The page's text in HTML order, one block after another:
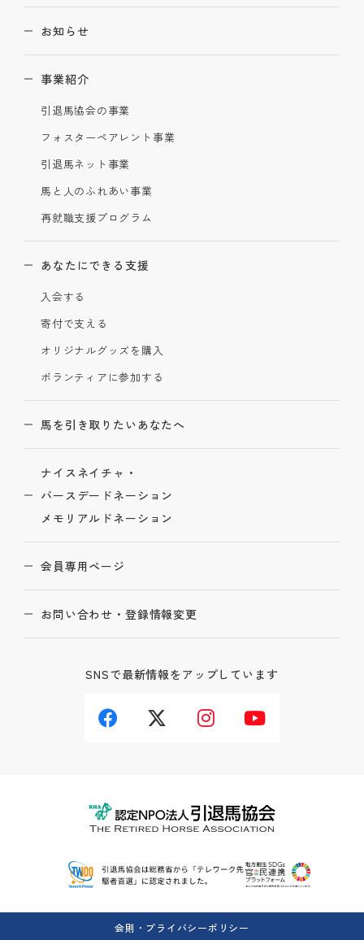
お知らせ
事業紹介
引退馬協会の事業
フォスターペアレント事業
引退馬ネット事業
馬と人のふれあい事業
再就職支援プログラム
あなたにできる支援
入会する
寄付で支える
オリジナルグッズを購入
ボランティアに参加する
馬を引き取りたいあなたへ
ナイスネイチャ・
バースデードネーション
メモリアルドネーション
会員専用ページ
お問い合わせ・登録情報変更
SNSで最新情報をアップしています
会則・プライバシーポリシー